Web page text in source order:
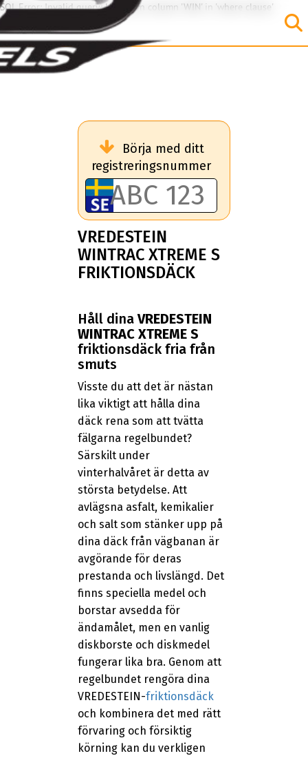
SQL Error: Invalid query: Unknown column 'WIN' in 'where clause'
Börja med ditt
registreringsnummer
VREDESTEIN
WINTRAC XTREME S
FRIKTIONSDÄCK
Håll dinaVREDESTEIN
WINTRAC XTREME S
friktionsdäck fria från
smuts
Visste du att det är nästan
lika viktigt att hålla dina
däck rena som att tvätta
fälgarna regelbundet?
Särskilt under
vinterhalvåret är detta av
största betydelse. Att
avlägsna asfalt, kemikalier
och salt som stänker upp på
dina däck från vägbanan är
avgörande för deras
prestanda och livslängd. Det
finns speciella medel och
borstar avsedda för
ändamålet, men en vanlig
diskborste och diskmedel
fungerar lika bra. Genom att
regelbundet rengöra dina
VREDESTEIN-friktionsdäck
och kombinera det med rätt
förvaring och försiktig
körning kan du verkligen